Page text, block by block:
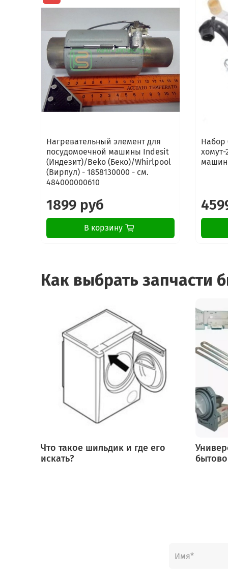
Нагревательный элемент для
посудомоечной машины Indesit
(Индезит)/Beko (Беко)/Whirlpool
(Вирпул) - 1858130000 - см.
484000000610
1899 руб
В корзину
Набор
Как выбрать запчасти
Что такое шильдик и где его
искать?